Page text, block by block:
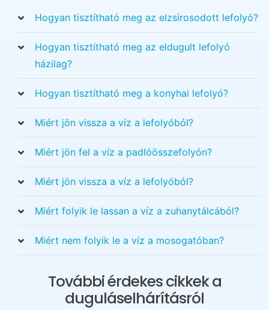
Hogyan tisztítható meg az elzsírosodott lefolyó?
Hogyan tisztítható meg az eldugult lefolyó
házilag?
Hogyan tisztítható meg a konyhai lefolyó?
Miért jön vissza a víz a lefolyóból?
Miért jön fel a víz a padlóösszefolyón?
Miért jön vissza a víz a lefolyóból?
Miért folyik le lassan a víz a zuhanytálcából?
Miért nem folyik le a víz a mosogatóban?
További érdekes cikkek a
duguláselhárításról